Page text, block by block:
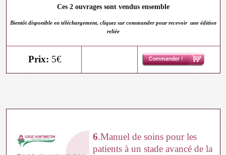
Ces 2 ouvrages sont vendus ensemble
Bientôt disponible en téléchargement, cliquez sur commander pour recevoir une édition
reliée
Prix: 5€
6.Manuel de soins pour les
patients à un stade avancé de la